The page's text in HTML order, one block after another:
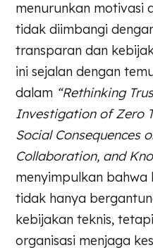
menurunkan motivasi
tidak diimbangi
transparan dan
ini sejalan dengan
dalam “Rethinking
Investigation of Zero
Social Consequences
Collaboration, and
menyimpulkan bahwa
tidak hanya
kebijakan teknis,
organisasi menjaga